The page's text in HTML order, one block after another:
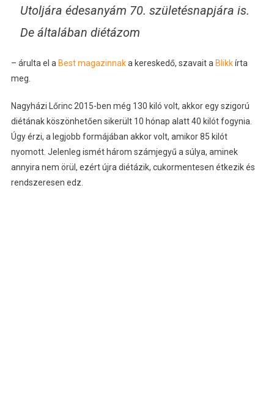
Utoljára édesanyám 70. születésnapjára is.
De általában diétázom
– árulta el a Best magazinnaka kereskedő, szavait a Blikkírta
meg.
Nagyházi Lőrinc 2015-ben még 130 kiló volt, akkor egy szigorú
diétának köszönhetően sikerült 10 hónap alatt 40 kilót fogynia.
Úgy érzi, a legjobb formájában akkor volt, amikor 85 kilót
nyomott. Jelenleg ismét három számjegyű a súlya, aminek
annyira nem örül, ezért újra diétázik, cukormentesen étkezik és
rendszeresen edz.